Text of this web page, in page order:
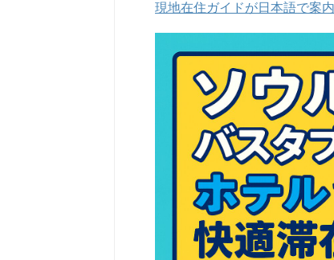
現地在住ガイドが日本語で案